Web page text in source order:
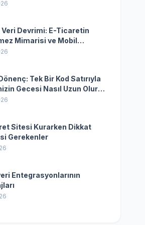
Kazandıran
Devrimi: E-Ticaretin
Mimarisi ve Mobil
Kurumsal Anahtarı
Tek Bir Kod Satırıyla
Gecesi Nasıl Uzun Olur?
Yazılımın Güçlü Rolü)
Sitesi Kurarken Dikkat
Gerekenler
Entegrasyonlarının